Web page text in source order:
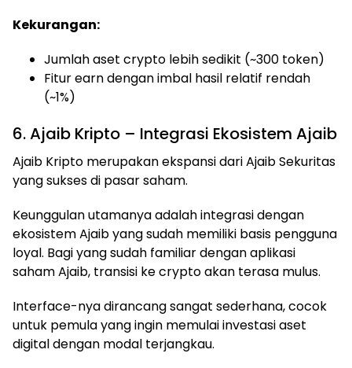
Kekurangan:
Jumlah aset crypto lebih sedikit (~300 token)
Fitur earn dengan imbal hasil relatif rendah
(~1%)
6. Ajaib Kripto – Integrasi Ekosistem Ajaib
Ajaib Kripto merupakan ekspansi dari Ajaib Sekuritas
yang sukses di pasar saham.
Keunggulan utamanya adalah integrasi dengan
ekosistem Ajaib yang sudah memiliki basis pengguna
loyal. Bagi yang sudah familiar dengan aplikasi
saham Ajaib, transisi ke crypto akan terasa mulus.
Interface-nya dirancang sangat sederhana, cocok
untuk pemula yang ingin memulai investasi aset
digital dengan modal terjangkau.